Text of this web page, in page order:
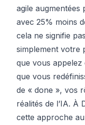
agile augmentées
avec 25% moins
cela ne signifie
simplement votre
que vous appelez
que vous
de « done », vos
réalités de l’IA. À
cette approche